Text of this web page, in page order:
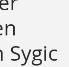
Sygic